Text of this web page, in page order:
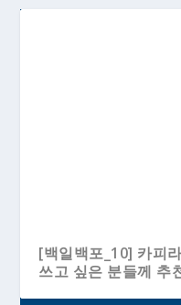
[백일백포_10] 카피
쓰고 싶은 분들께 추